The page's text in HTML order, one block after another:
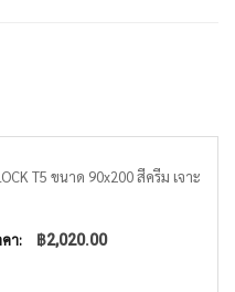
T5 ขนาด 90x200 สีครีม เจาะ
฿2,020.00